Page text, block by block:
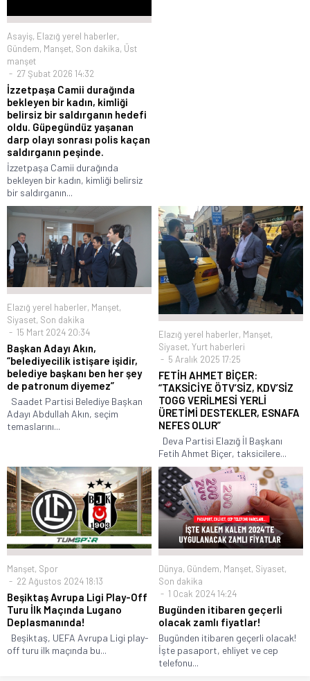
Asayiş, Elazığ yerel haberler,
Gündem, Manşet, Son dakika, Üst
manşet
27 Şubat 2026 14:32
İzzetpaşa Camii durağında
bekleyen bir kadın, kimliği
belirsiz bir saldırganın hedefi
oldu. Güpegündüz yaşanan
darp olayı sonrası polis kaçan
saldırganın peşinde.
İzzetpaşa Camii durağında
bekleyen bir kadın, kimliği belirsiz
bir saldırganın...
Elazığ yerel haberler, Manşet,
Siyaset, Son dakika
15 Mart 2024 20:34
Başkan Adayı Akın,
“belediyecilik istişare işidir,
belediye başkanı ben her şey
de patronum diyemez”
Saadet Partisi Belediye Başkan
Adayı Abdullah Akın, seçim
temaslarını...
Elazığ yerel haberler, Manşet,
Siyaset, Yurt haberleri
5 Aralık 2025 17:25
FETİH AHMET BİÇER:
“TAKSİCİYE ÖTV’SİZ, KDV’SİZ
TOGG VERİLMESİ YERLİ
ÜRETİMİ DESTEKLER, ESNAFA
NEFES OLUR”
Deva Partisi Elazığ İl Başkanı
Fetih Ahmet Biçer, taksicilere...
Manşet, Spor
22 Ağustos 2024 18:13
Beşiktaş Avrupa Ligi Play-Off
Turu İlk Maçında Lugano
Deplasmanında!
Beşiktaş, UEFA Avrupa Ligi play-
off turu ilk maçında bu...
Dünya, Gündem, Manşet, Siyaset,
Son dakika
1 Ocak 2024 14:24
Bugünden itibaren geçerli
olacak zamlı fiyatlar!
Bugünden itibaren geçerli olacak!
İşte pasaport, ehliyet ve cep
telefonu...